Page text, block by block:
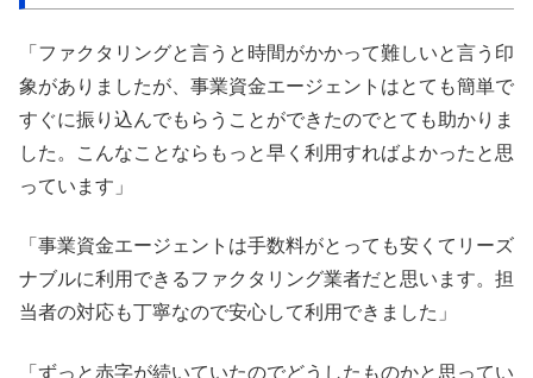
「ファクタリングと言うと時間がかかって難しいと言う印
象がありましたが、事業資金エージェントはとても簡単で
すぐに振り込んでもらうことができたのでとても助かりま
した。こんなことならもっと早く利用すればよかったと思
っています」
「事業資金エージェントは手数料がとっても安くてリーズ
ナブルに利用できるファクタリング業者だと思います。担
当者の対応も丁寧なので安心して利用できました」
「ずっと赤字が続いていたのでどうしたものかと思ってい